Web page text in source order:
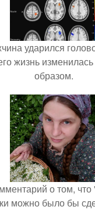
ударился
жизнь
образом.
о том,
можно было бы